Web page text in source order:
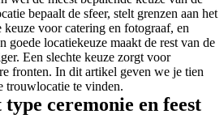
bepaalt de sfeer, stelt grenzen aan het
keuze voor catering en fotograaf, en
goede locatiekeuze maakt de rest van de
Een slechte keuze zorgt voor
fronten. In dit artikel geven we je tien
trouwlocatie te vinden.
ceremonie en feest